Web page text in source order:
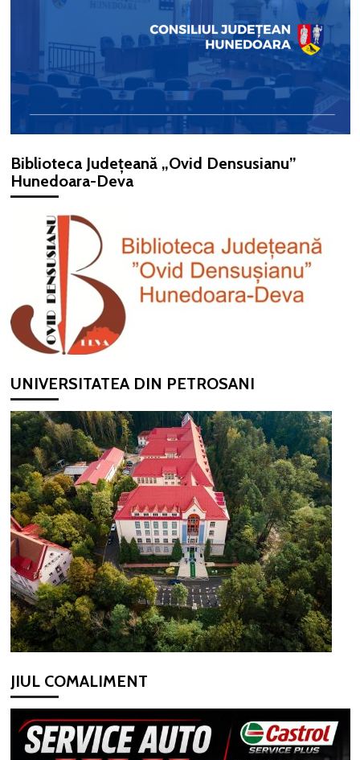
Biblioteca Județeană „Ovid Densusianu”
Hunedoara-Deva
UNIVERSITATEA DIN PETROSANI
JIUL COMALIMENT